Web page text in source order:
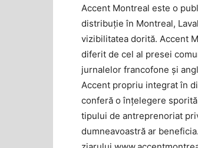
Accent Montreal este o
distribuţie în Montreal,
vizibilitatea dorită. Accent
diferit de cel al presei
jurnalelor francofone şi
Accent propriu integrat în
conferă o înţelegere
tipului de antreprenoriat
dumneavoastră ar